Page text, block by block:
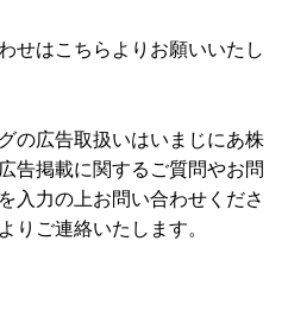
せはこちらよりお願いいたし
の広告取扱いはいまじにあ株
告掲載に関するご質問やお問
入力の上お問い合わせくださ
りご連絡いたします。